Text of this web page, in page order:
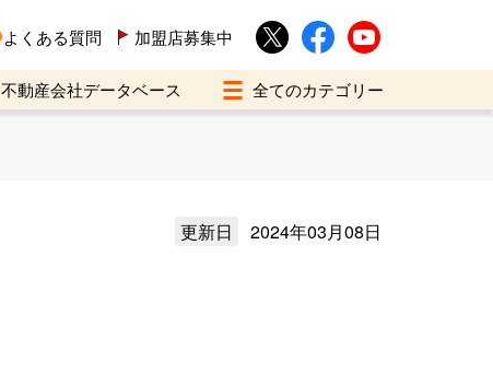
よくある質問 加盟店募集中
不動産会社データベース
更新日 2024年03月08日